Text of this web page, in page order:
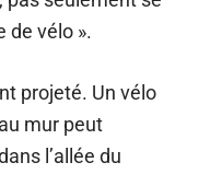
de vélo ».
projeté. Un vélo
mur peut
l’allée du